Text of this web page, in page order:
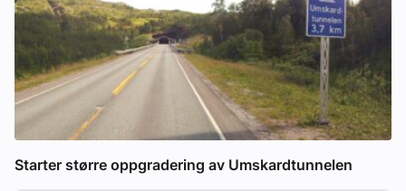
Starter større oppgradering av Umskardtunnelen